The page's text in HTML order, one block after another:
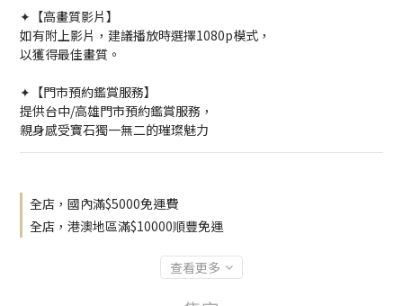
✦【高畫質影片】
如有附上影片，建議播放時選擇1080p模式，
以獲得最佳畫質。
✦【門市預約鑑賞服務】
提供台中/高雄門市預約鑑賞服務，
親身感受寶石獨一無二的璀璨魅力
全店，國內滿$5000免運費
全店，港澳地區滿$10000順豐免運
查看更多